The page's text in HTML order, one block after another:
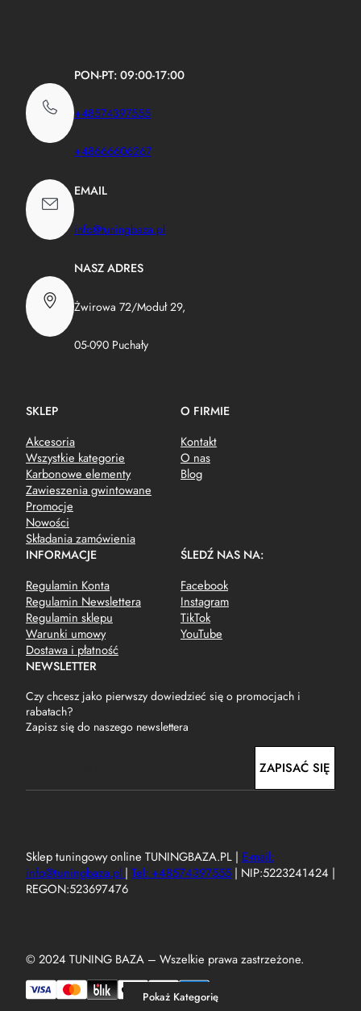
Pokaż Kategorię
PON-PT: 09:00-17:00
+48574397555
+48666606267
EMAIL
info@tuningbaza.pl
NASZ ADRES
Żwirowa 72/Moduł 29,
05-090 Puchały
SKLEP
Akcesoria
Wszystkie kategorie
Karbonowe elementy
Zawieszenia gwintowane
Promocje
Nowości
Składania zamówienia
O FIRMIE
Kontakt
O nas
Blog
INFORMACJE
Regulamin Konta
Regulamin Newslettera
Regulamin sklepu
Warunki umowy
Dostawa i płatność
ŚLEDŹ NAS NA:
Facebook
Instagram
TikTok
YouTube
NEWSLETTER
Czy chcesz jako pierwszy dowiedzieć się o promocjach i
rabatach?
Zapisz się do naszego newslettera
a
ZAPISAĆ SIĘ
Sklep tuningowy online TUNINGBAZA.PL | E-mail:
info@tuningbaza.pl | Tel: +48574397555 | NIP:5223241424 |
REGON:523697476
© 2024 TUNING BAZA – Wszelkie prawa zastrzeżone.